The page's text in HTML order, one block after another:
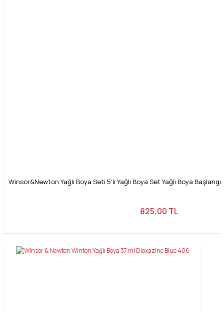
Winsor&Newton Yağlı Boya Seti 5'li Yağlı Boya Set Yağlı Boya
825,00 TL